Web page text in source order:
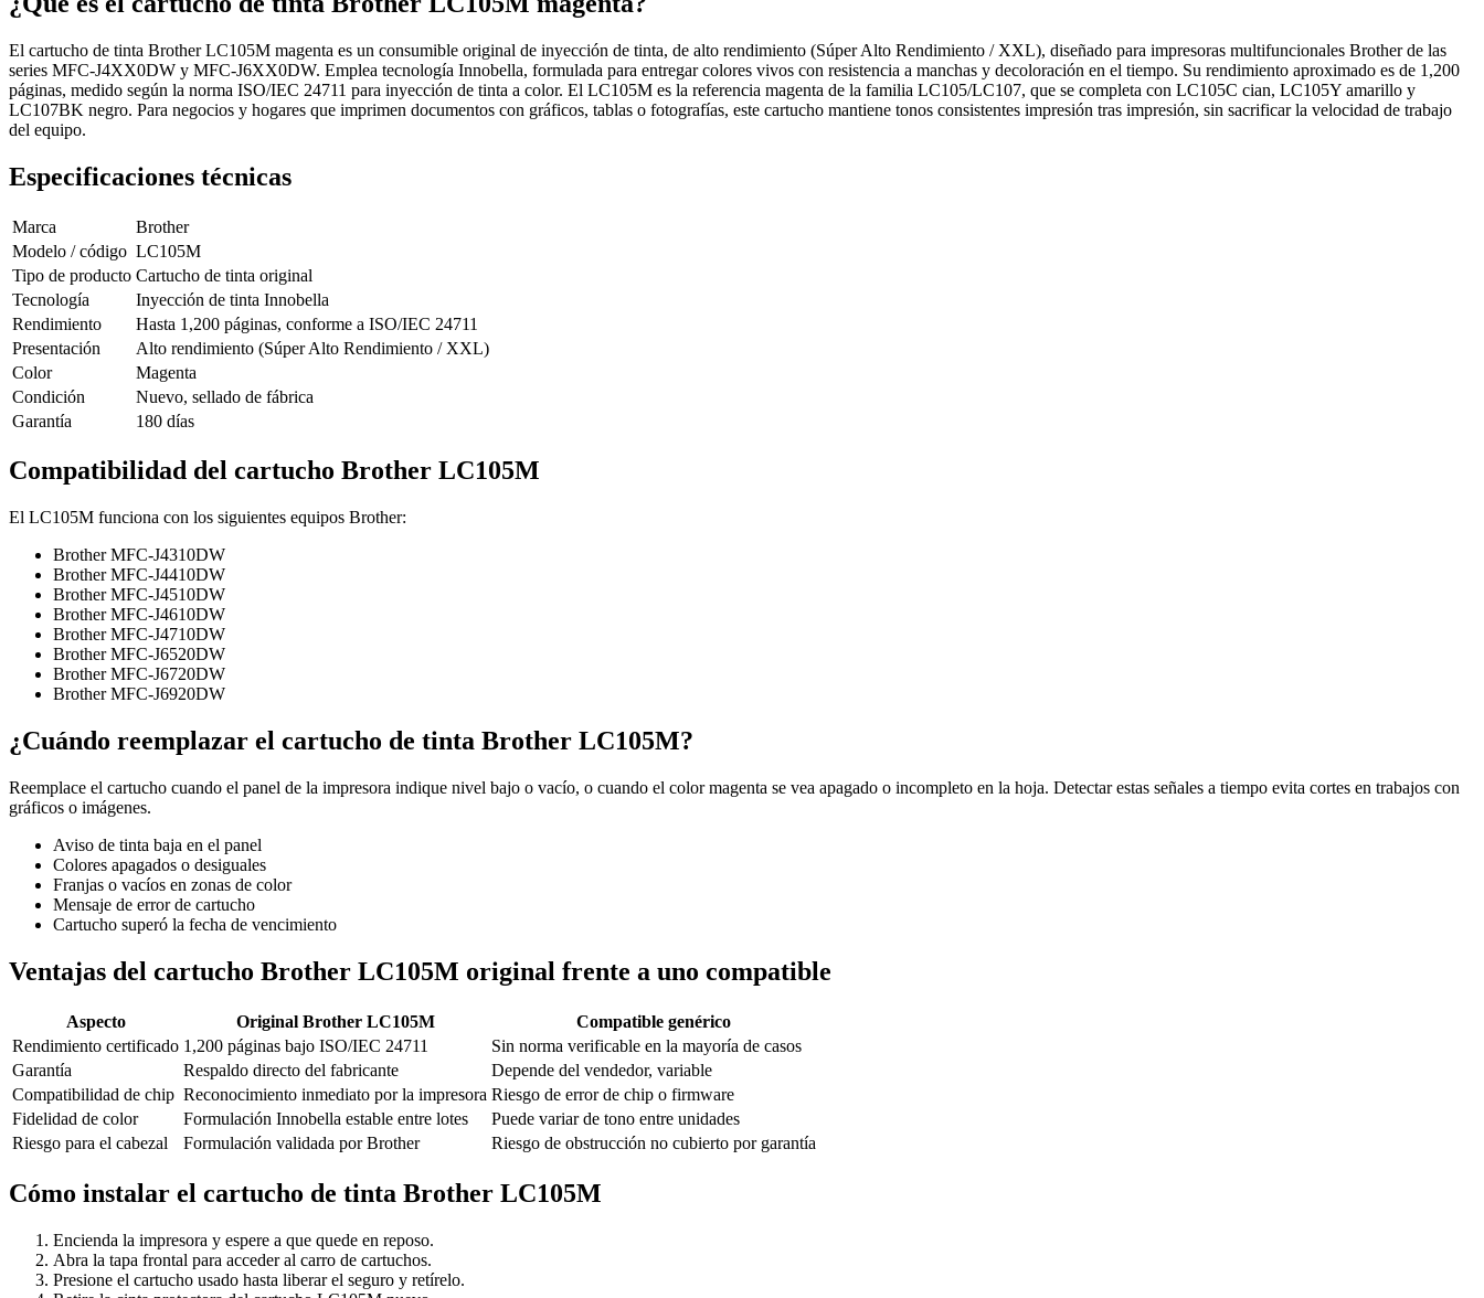
El cartucho de tinta Brother LC105M magenta es un consumible original de inyección de tinta, de alto rendimiento (Súper Alto Rendimiento / XXL), diseñado para impresoras multifuncionales Brother de las
series MFC-J4XX0DW y MFC-J6XX0DW. Emplea tecnología Innobella, formulada para entregar colores vivos con resistencia a manchas y decoloración en el tiempo. Su rendimiento aproximado es de 1,200
páginas, medido según la norma ISO/IEC 24711 para inyección de tinta a color. El LC105M es la referencia magenta de la familia LC105/LC107, que se completa con LC105C cian, LC105Y amarillo y
LC107BK negro. Para negocios y hogares que imprimen documentos con gráficos, tablas o fotografías, este cartucho mantiene tonos consistentes impresión tras impresión, sin sacrificar la velocidad de trabajo
del equipo.
Especificaciones técnicas
Marca
Brother
Modelo / código LC105M
Tipo de producto Cartucho de tinta original
Tecnología
Inyección de tinta Innobella
Rendimiento
Hasta 1,200 páginas, conforme a ISO/IEC 24711
Presentación
Alto rendimiento (Súper Alto Rendimiento / XXL)
Color
Magenta
Condición
Nuevo, sellado de fábrica
Garantía
180 días
Compatibilidad del cartucho Brother LC105M
El LC105M funciona con los siguientes equipos Brother:
Brother MFC-J4310DW
Brother MFC-J4410DW
Brother MFC-J4510DW
Brother MFC-J4610DW
Brother MFC-J4710DW
Brother MFC-J6520DW
Brother MFC-J6720DW
Brother MFC-J6920DW
¿Cuándo reemplazar el cartucho de tinta Brother LC105M?
Reemplace el cartucho cuando el panel de la impresora indique nivel bajo o vacío, o cuando el color magenta se vea apagado o incompleto en la hoja. Detectar estas señales a tiempo evita cortes en trabajos con
gráficos o imágenes.
Aviso de tinta baja en el panel
Colores apagados o desiguales
Franjas o vacíos en zonas de color
Mensaje de error de cartucho
Cartucho superó la fecha de vencimiento
Ventajas del cartucho Brother LC105M original frente a uno compatible
Aspecto Original Brother LC105M
Compatible genérico
Rendimiento certificado 1,200 páginas bajo ISO/IEC 24711
Sin norma verificable en la mayoría de casos
Garantía
Respaldo directo del fabricante
Depende del vendedor, variable
Compatibilidad de chip Reconocimiento inmediato por la impresora Riesgo de error de chip o firmware
Fidelidad de color
Formulación Innobella estable entre lotes
Puede variar de tono entre unidades
Riesgo para el cabezal
Formulación validada por Brother Riesgo de obstrucción no cubierto por garantía
Cómo instalar el cartucho de tinta Brother LC105M
Encienda la impresora y espere a que quede en reposo.
Abra la tapa frontal para acceder al carro de cartuchos.
Presione el cartucho usado hasta liberar el seguro y retírelo.